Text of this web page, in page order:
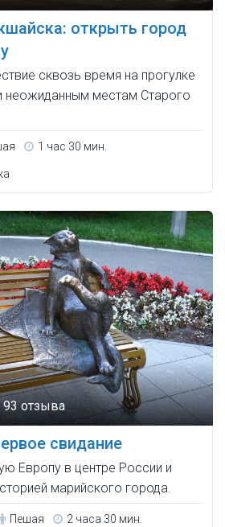
открыть город
сквозь время на прогулке
неожиданным местам Старого
1 час 30 мин.
93 отзыва
свидание
Европу в центре России и
марийского города.
Пешая 2 часа 30 мин.